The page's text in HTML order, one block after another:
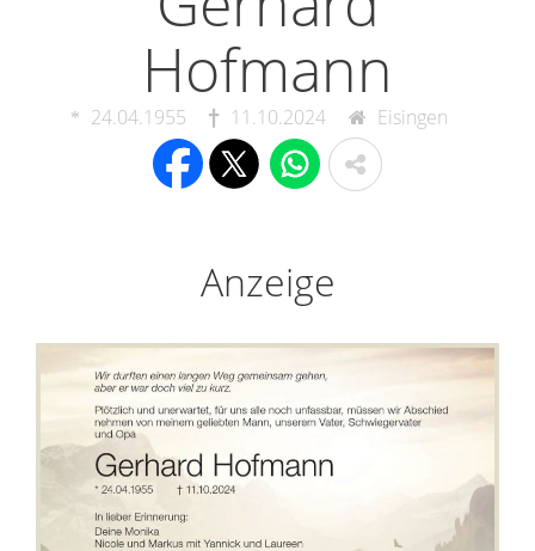
Hofmann
24.04.1955 11.10.2024 Eisingen
Anzeige